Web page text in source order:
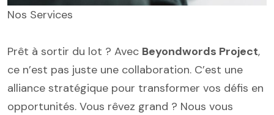
Nos Services
Prêt à sortir du lot ? Avec Beyondwords Project,
ce n’est pas juste une collaboration. C’est une
alliance stratégique pour transformer vos défis en
opportunités. Vous rêvez grand ? Nous vous